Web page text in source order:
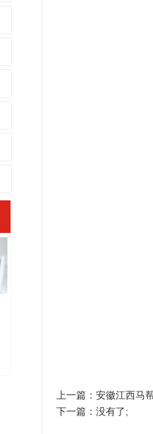
上一篇： 安徽江西马
下一篇：没有了;